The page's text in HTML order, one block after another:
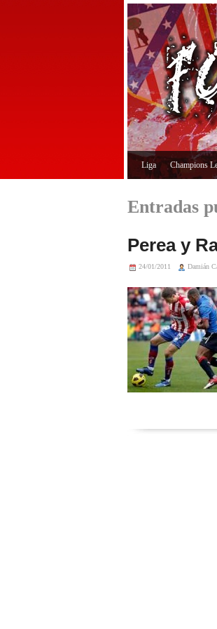
Liga Champions
Entradas
Perea y
24/01/2011 Damián